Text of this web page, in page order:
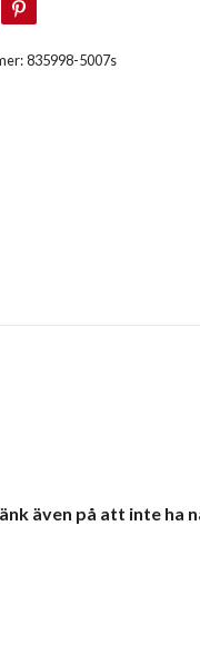
835998-5007s
även på att inte ha